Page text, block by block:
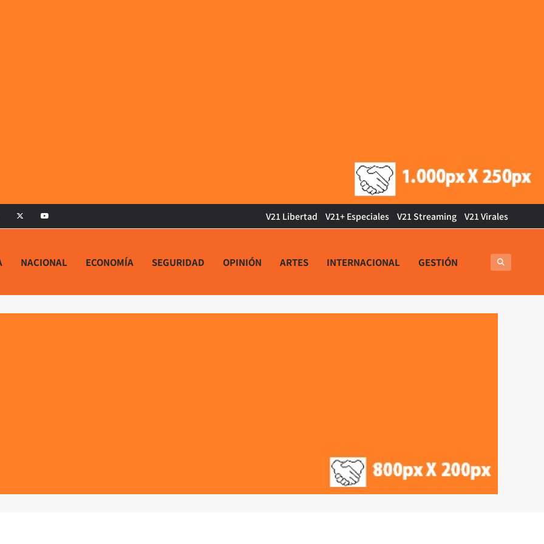
V21 Libertad V21+ Especiales V21 Streaming V21 Virales
NACIONAL ECONOMÍA SEGURIDAD OPINIÓN ARTES INTERNACIONAL GESTIÓN